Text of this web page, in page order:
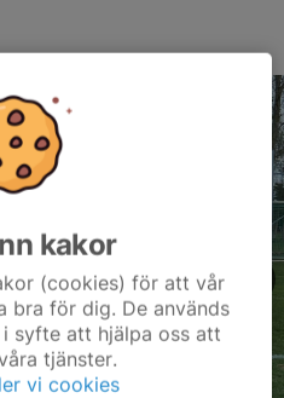
kakor
(cookies) för att vår
bra för dig. De används
syfte att hjälpa oss att
tjänster.
vi cookies